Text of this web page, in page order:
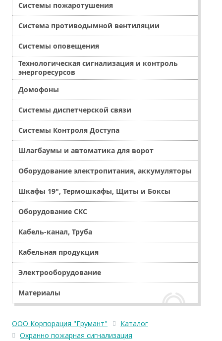
Системы пожаротушения
Система противодымной вентиляции
Системы оповещения
Технологическая сигнализация и контроль
энергоресурсов
Домофоны
Системы диспетчерской связи
Системы Контроля Доступа
Шлагбаумы и автоматика для ворот
Оборудование электропитания, аккумуляторы
Шкафы 19", Термошкафы, Щиты и Боксы
Оборудование СКС
Кабель-канал, Труба
Кабельная продукция
Электрооборудование
Материалы
ООО Корпорация "Грумант"
Каталог
Охранно пожарная сигнализация